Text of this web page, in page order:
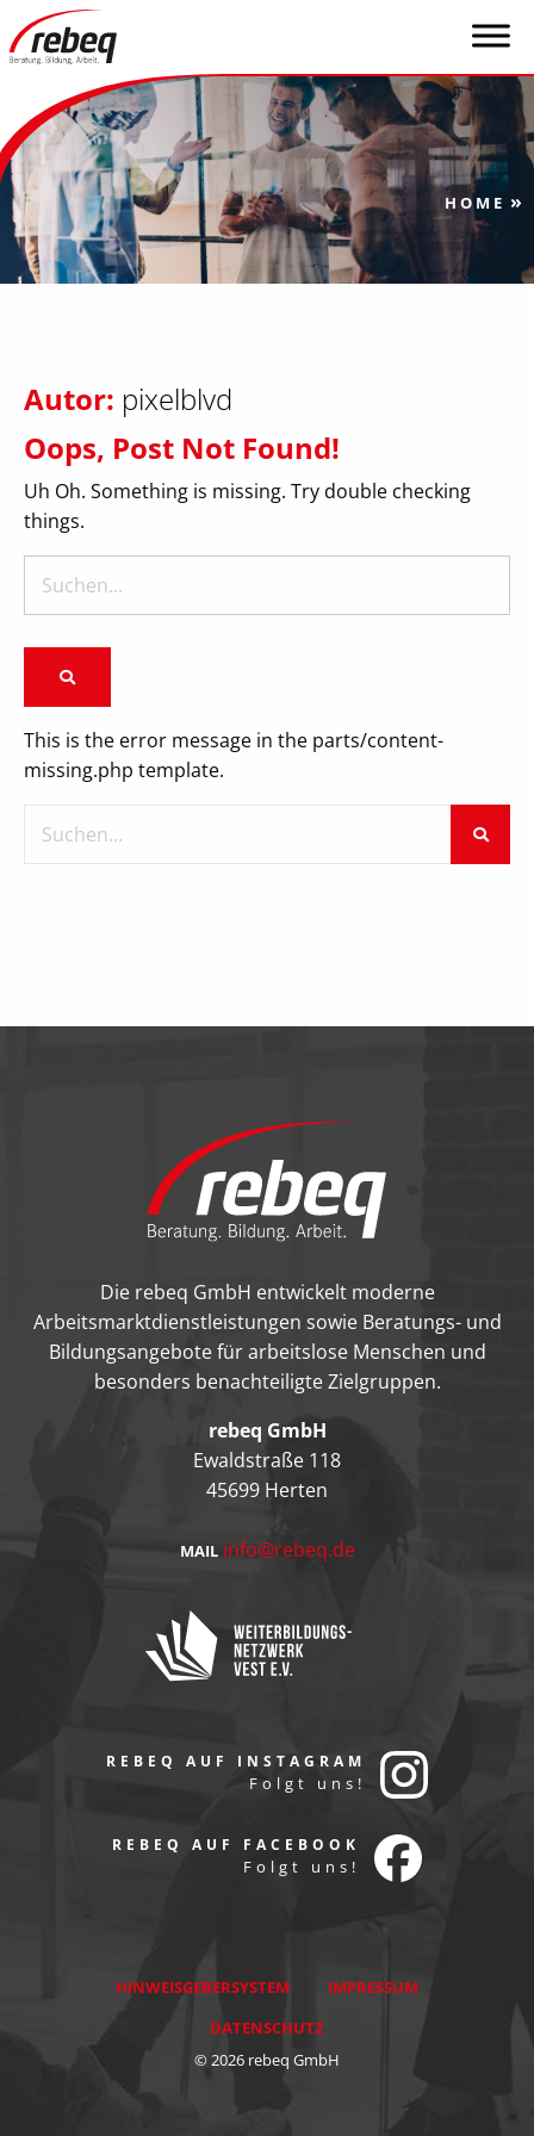
HOME »
Autor: pixelblvd
Oops, Post Not Found!
Uh Oh. Something is missing. Try double checking
things.
This is the error message in the parts/content-
missing.php template.
Die rebeq GmbH entwickelt moderne
Arbeitsmarktdienstleistungen sowie Beratungs- und
Bildungsangebote für arbeitslose Menschen und
besonders benachteiligte Zielgruppen.
rebeq GmbH
Ewaldstraße 118
45699 Herten
MAIL info@rebeq.de
REBEQ AUF INSTAGRAM
Folgt uns!
REBEQ AUF FACEBOOK
Folgt uns!
HINWEISGEBERSYSTEM
IMPRESSUM
DATENSCHUTZ
© 2026 rebeq GmbH